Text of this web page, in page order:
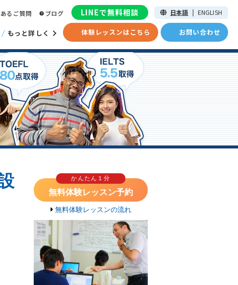
もっと詳しく 体験レッスンはこちら お問い合わせ
るご質問 ブログ LINEで無料相談 日本語 | ENGLISH
かんたん１分
無料体験レッスン予約
無料体験レッスンの流れ